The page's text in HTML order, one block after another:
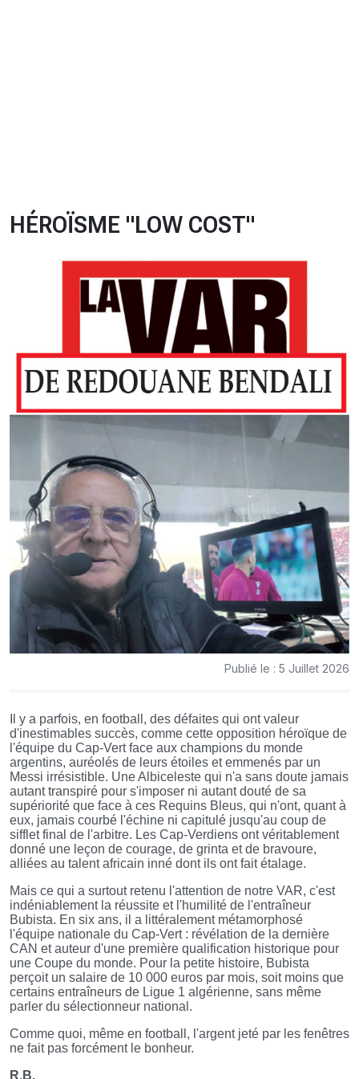
HÉROÏSME "LOW COST"
Publié le : 5 Juillet 2026
Il y a parfois, en football, des défaites qui ont valeur
d'inestimables succès, comme cette opposition héroïque de
l'équipe du Cap-Vert face aux champions du monde
argentins, auréolés de leurs étoiles et emmenés par un
Messi irrésistible. Une Albiceleste qui n'a sans doute jamais
autant transpiré pour s'imposer ni autant douté de sa
supériorité que face à ces Requins Bleus, qui n'ont, quant à
eux, jamais courbé l'échine ni capitulé jusqu'au coup de
sifflet final de l'arbitre. Les Cap-Verdiens ont véritablement
donné une leçon de courage, de grinta et de bravoure,
alliées au talent africain inné dont ils ont fait étalage.
Mais ce qui a surtout retenu l'attention de notre VAR, c'est
indéniablement la réussite et l'humilité de l'entraîneur
Bubista. En six ans, il a littéralement métamorphosé
l'équipe nationale du Cap-Vert : révélation de la dernière
CAN et auteur d'une première qualification historique pour
une Coupe du monde. Pour la petite histoire, Bubista
perçoit un salaire de 10 000 euros par mois, soit moins que
certains entraîneurs de Ligue 1 algérienne, sans même
parler du sélectionneur national.
Comme quoi, même en football, l'argent jeté par les fenêtres
ne fait pas forcément le bonheur.
R.B.